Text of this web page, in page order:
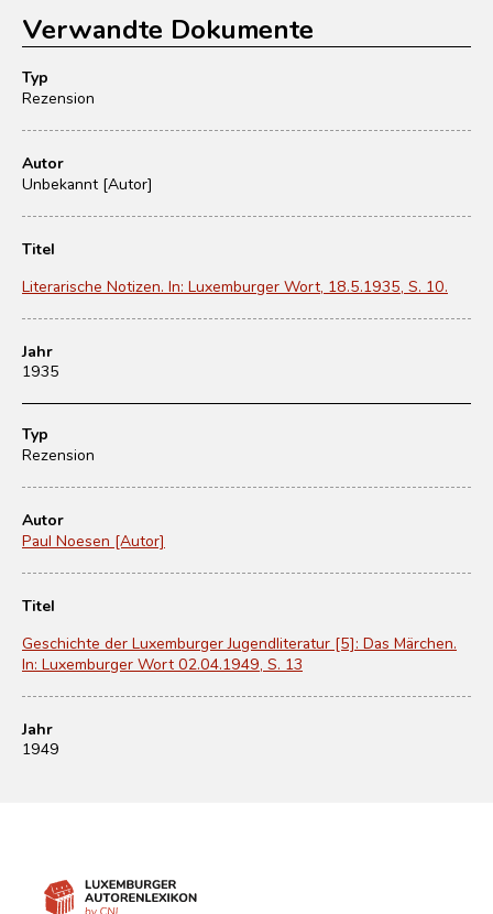
Verwandte Dokumente
Typ
Rezension
Autor
Unbekannt [Autor]
Titel
Literarische Notizen. In: Luxemburger Wort, 18.5.1935, S. 10.
Jahr
1935
Typ
Rezension
Autor
Paul Noesen [Autor]
Titel
Geschichte der Luxemburger Jugendliteratur [5]: Das Märchen.
In: Luxemburger Wort 02.04.1949, S. 13
Jahr
1949